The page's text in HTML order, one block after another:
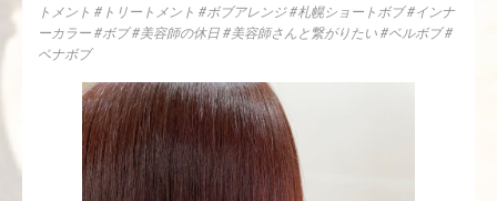
トメント #トリートメント #ボブアレンジ #札幌ショートボブ #インナ
ーカラー #ボブ #美容師の休日 #美容師さんと繋がりたい #ベルボブ #
ベナボブ